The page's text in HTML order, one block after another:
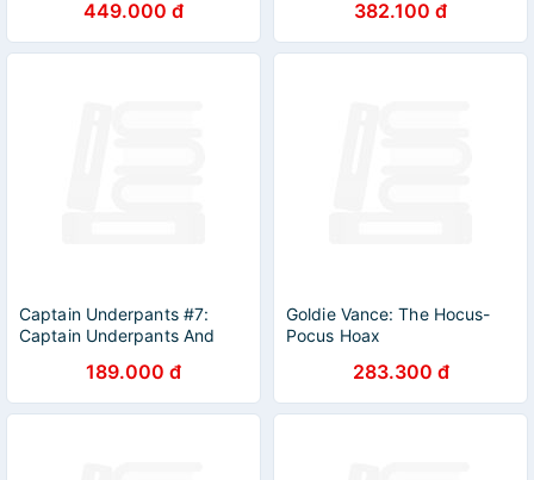
449.000 đ 382.100 đ
Captain Underpants #7:
Captain Underpants And
Bionic Booger Boy, Part 2:
The Revenge Of The
Ridiculous Robo-Boogers
189.000 đ
Goldie Vance: The Hocus-
Pocus Hoax
283.300 đ